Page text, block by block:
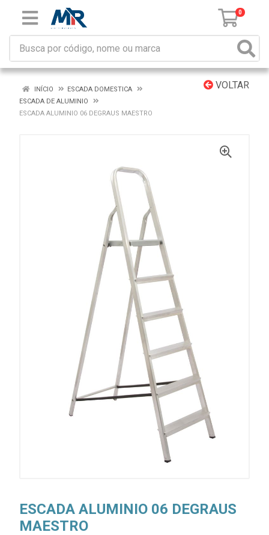
0
VOLTAR
INÍCIO
ESCADA DOMESTICA
ESCADA DE ALUMINIO
ESCADA ALUMINIO 06 DEGRAUS MAESTRO
ESCADA ALUMINIO 06 DEGRAUS
MAESTRO